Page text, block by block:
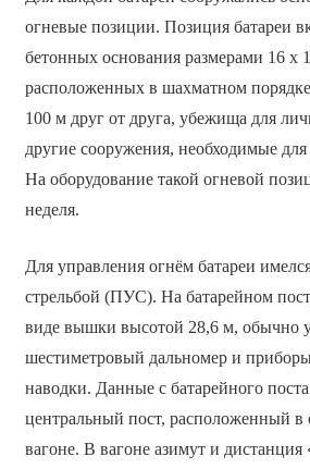
огневые позиции. Позиция батареи
бетонных основания размерами 16 х
расположенных в шахматном
100 м друг от друга, убежища для
другие сооружения, необходимые для
На оборудование такой огневой
неделя.
Для управления огнём батареи
стрельбой (ПУС). На батарейном
виде вышки высотой 28,6 м, обычно
шестиметровый дальномер и
наводки. Данные с батарейного
центральный пост, расположенный в
вагоне. В вагоне азимут и дистанция